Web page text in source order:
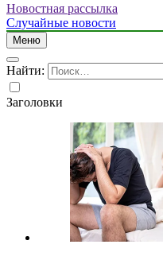
Новостная рассылка
Случайные новости
Меню
Найти:
Заголовки